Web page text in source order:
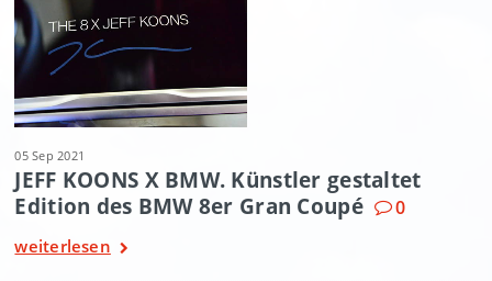
05 Sep 2021
JEFF KOONS X BMW. Künstler gestaltet
Edition des BMW 8er Gran Coupé
0
weiterlesen